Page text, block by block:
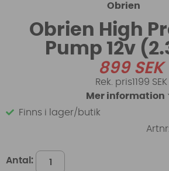
Obrien
Obrien High
Pump 12v
899SEK
1199 SEK
Mer information
Finns i lager/butik
Artnr:
Antal: